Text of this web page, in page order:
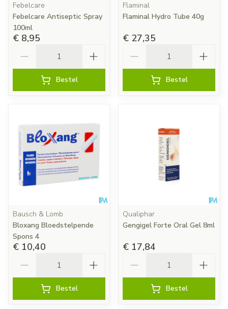
Febelcare
Febelcare Antiseptic Spray
100ml
€ 8,95
Bestel
Flaminal
Flaminal Hydro Tube 40g
€ 27,35
Bestel
Bausch & Lomb
Bloxang Bloedstelpende
Spons 4
€ 10,40
Bestel
Qualiphar
Gengigel Forte Oral Gel 8ml
€ 17,84
Bestel